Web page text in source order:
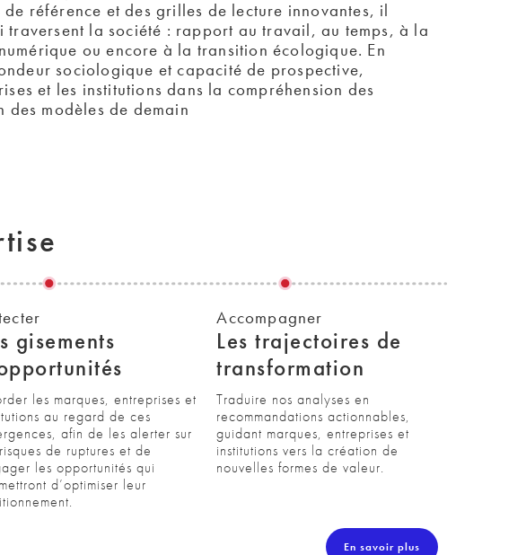
référence et des grilles de lecture innovantes, il
la société : rapport au travail, au temps, à la
ou encore à la transition écologique. En
sociologique et capacité de prospective,
et les institutions dans la compréhension des
des modèles de demain
gisements
les marques, entreprises et
au regard de ces
afin de les alerter sur
de ruptures et de
les opportunités qui
d’optimiser leur
Accompagner
Les trajectoires de
transformation
Traduire nos analyses en
recommandations actionnables,
guidant marques, entreprises et
institutions vers la création de
nouvelles formes de valeur.
En savoir plus